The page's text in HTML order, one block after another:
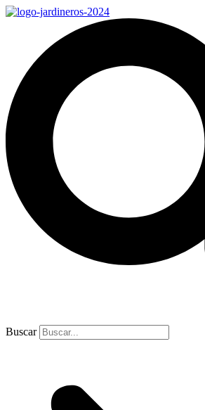
Ir
Buscar